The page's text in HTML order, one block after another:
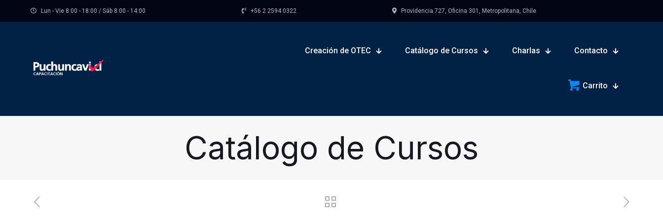
Lun - Vie 8:00 - 18:00 / Sáb 8:00 - 14:00 +56 2 2594 0322 Providencia 727, Oficina 301, Metropolitana, Chile
Creación de OTEC Catálogo de Cursos Charlas Contacto
Carrito
Catálogo de Cursos